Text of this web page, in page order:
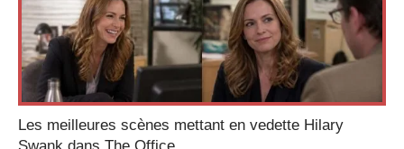
Les meilleures scènes mettant en vedette Hilary